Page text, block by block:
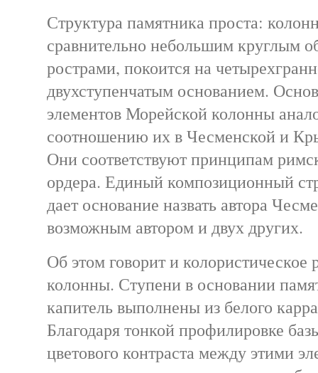
Структура памятника проста:
сравнительно небольшим круглым
рострами, покоится на
двухступенчатым основанием.
элементов Морейской колонны
соотношению их в Чесменской и
Они соответствуют принципам
ордера. Единый композиционный
дает основание назвать автора
возможным автором и двух других.
Об этом говорит и
колонны. Ступени в основании
капитель выполнены из белого
Благодаря тонкой профилировке
цветового контраста между этими